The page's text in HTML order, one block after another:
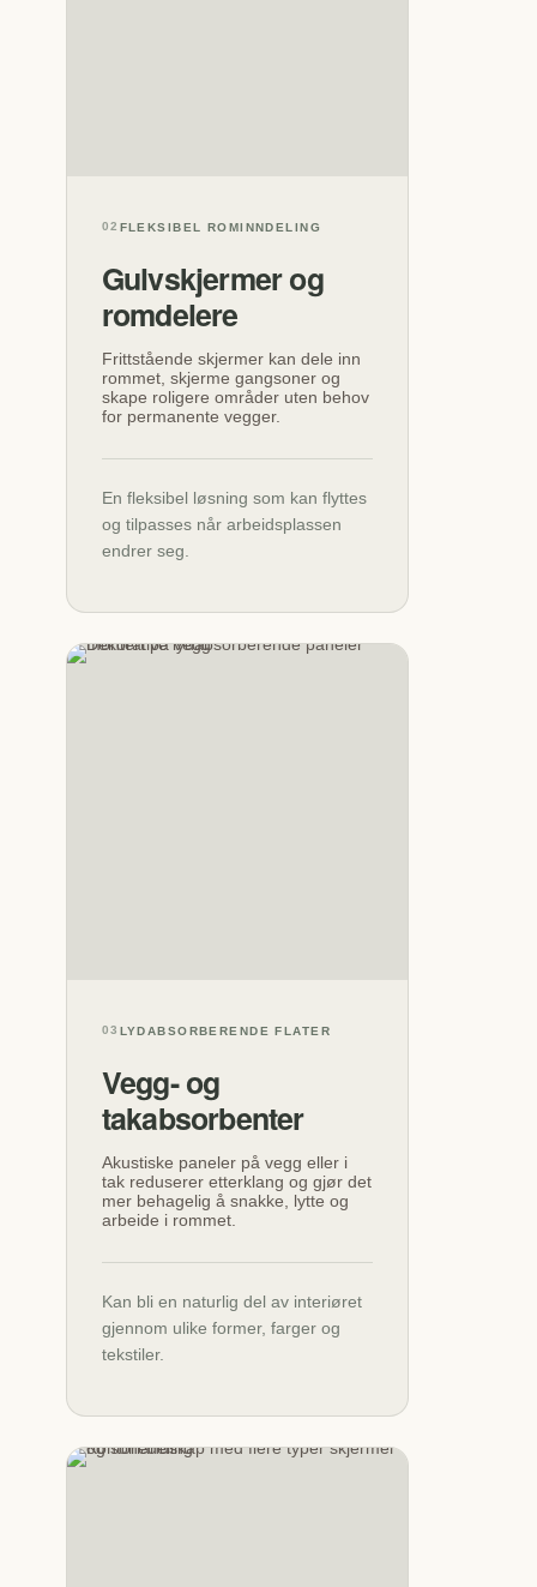
02 FLEKSIBEL ROMINNDELING
Gulvskjermer og
romdelere
Frittstående skjermer kan dele inn
rommet, skjerme gangsoner og
skape roligere områder uten behov
for permanente vegger.
En fleksibel løsning som kan flyttes
og tilpasses når arbeidsplassen
endrer seg.
03 LYDABSORBERENDE FLATER
Vegg- og
takabsorbenter
Akustiske paneler på vegg eller i
tak reduserer etterklang og gjør det
mer behagelig å snakke, lytte og
arbeide i rommet.
Kan bli en naturlig del av interiøret
gjennom ulike former, farger og
tekstiler.